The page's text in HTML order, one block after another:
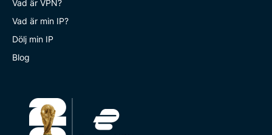
Vad är VPN?
Vad är min IP?
Dölj min IP
Blog